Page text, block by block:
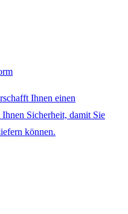
Ihnen einen
Sicherheit, damit Sie
können.